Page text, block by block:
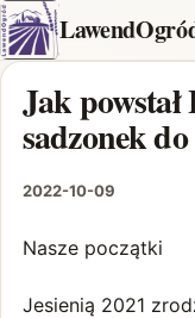
Jak
sadzonek
2022-10-09
Nasze początki
Jesienią 2021